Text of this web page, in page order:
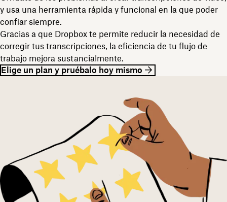
y usa una herramienta rápida y funcional en la que poder
confiar siempre.
Gracias a que Dropbox te permite reducir la necesidad de
corregir tus transcripciones, la eficiencia de tu flujo de
trabajo mejora sustancialmente.
Elige un plan y pruébalo hoy mismo